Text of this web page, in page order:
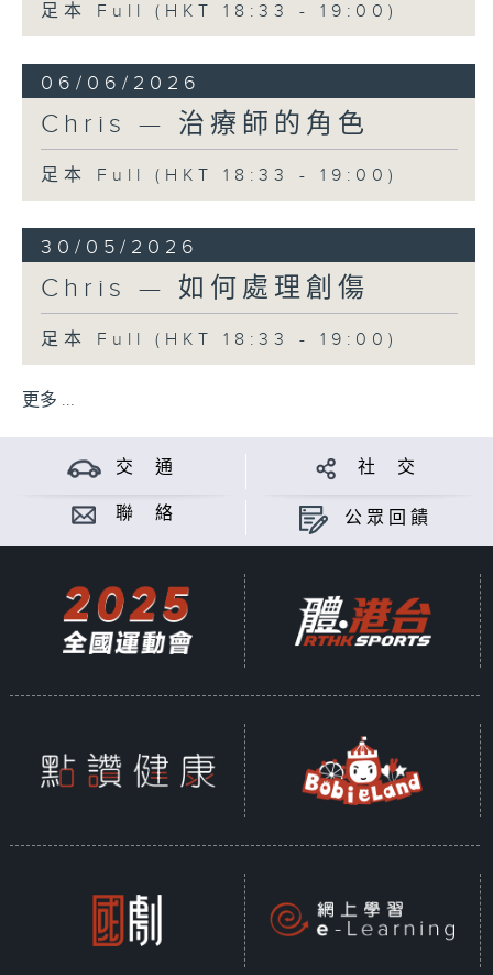
足本 Full (HKT 18:33 - 19:00)
06/06/2026
Chris — 治療師的角色
足本 Full (HKT 18:33 - 19:00)
30/05/2026
Chris — 如何處理創傷
足本 Full (HKT 18:33 - 19:00)
更多 ...
交 通 社 交
聯 絡 公眾回饋